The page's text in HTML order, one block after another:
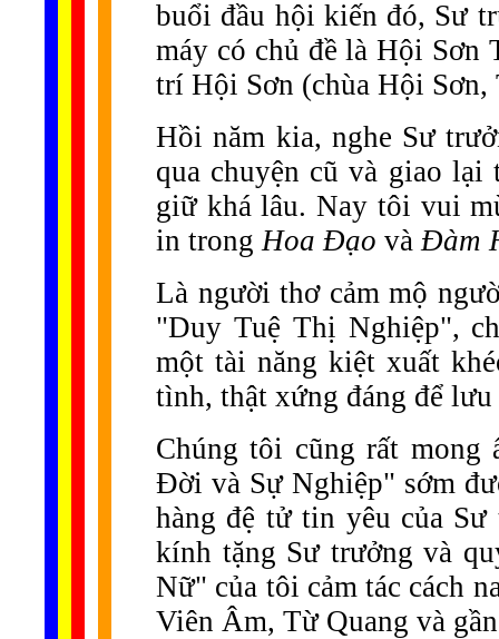
buổi đầu hội kiến đó, Sư
máy có chủ đề là Hội Sơn
trí Hội Sơn (chùa Hội
Hồi năm kia, nghe Sư
qua chuyện cũ và giao
giữ khá lâu. Nay tôi vui
in trongHoa Đạo vàĐàm
Là người thơ cảm mộ
"Duy Tuệ Thị Nghiệp",
một tài năng kiệt xuất
tình, thật xứng đáng để
Chúng tôi cũng rất mong
Đời và Sự Nghiệp" sớm
hàng đệ tử tin yêu của
kính tặng Sư trưởng và
Nữ" của tôi cảm tác cách
Viên Âm, Từ Quang và